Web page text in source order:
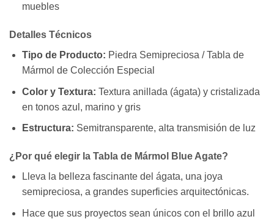
muebles
Detalles Técnicos
Tipo de Producto: Piedra Semipreciosa / Tabla de
Mármol de Colección Especial
Color y Textura: Textura anillada (ágata) y cristalizada
en tonos azul, marino y gris
Estructura: Semitransparente, alta transmisión de luz
¿Por qué elegir la Tabla de Mármol Blue Agate?
Lleva la belleza fascinante del ágata, una joya
semipreciosa, a grandes superficies arquitectónicas.
Hace que sus proyectos sean únicos con el brillo azul